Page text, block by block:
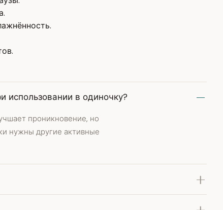
использовании в одиночку?
проникновение, но
нужны другие активные